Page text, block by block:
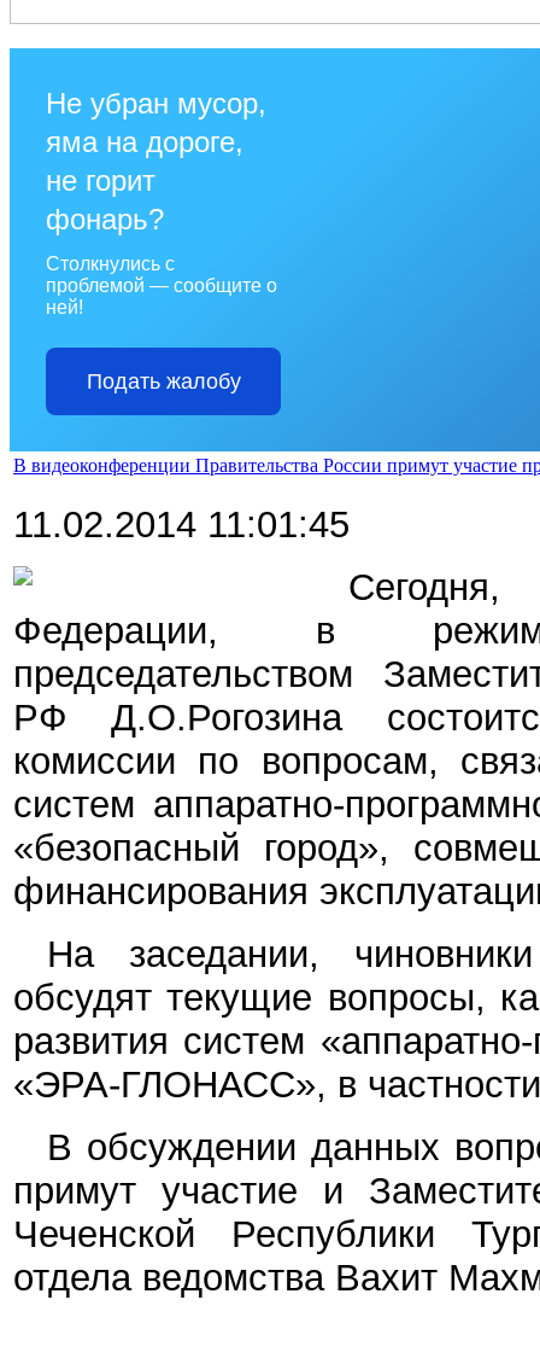
Не убран мусор,
яма на дороге,
не горит
фонарь?
Столкнулись с
проблемой — сообщите о
ней!
Подать жалобу
В видеоконференции Правительства России примут участие
11.02.2014 11:01:45
Федерации, в
председательством
РФ Д.О.Рогозина
комиссии по вопросам,
систем аппаратно-
«безопасный город»,
финансирования
На заседании,
обсудят текущие вопросы,
развития систем
«ЭРА-ГЛОНАСС», в
В обсуждении данных
примут участие и
Чеченской Республики
отдела ведомства Вахит